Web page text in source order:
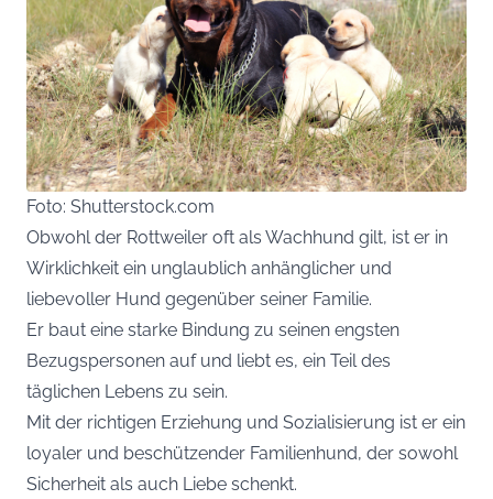
Foto: Shutterstock.com
Obwohl der Rottweiler oft als Wachhund gilt, ist er in
Wirklichkeit ein unglaublich anhänglicher und
liebevoller Hund gegenüber seiner Familie.
Er baut eine starke Bindung zu seinen engsten
Bezugspersonen auf und liebt es, ein Teil des
täglichen Lebens zu sein.
Mit der richtigen Erziehung und Sozialisierung ist er ein
loyaler und beschützender Familienhund, der sowohl
Sicherheit als auch Liebe schenkt.